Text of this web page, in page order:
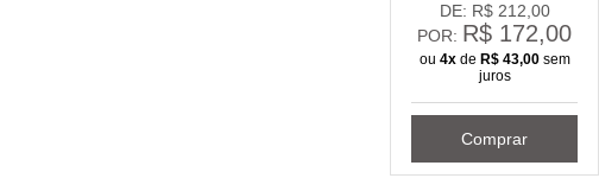
DE: R$ 212,00
POR: R$ 172,00
ou 4xde R$ 43,00sem
juros
Comprar